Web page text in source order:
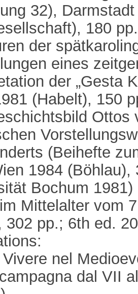
32),
180 pp.
der
eines
der „Gesta
(Habelt), 150
Ottos
(Beihefte
1984
Bochum 1981)
Mittelalter vom
302 pp.; 6th ed.
nel
dal VII